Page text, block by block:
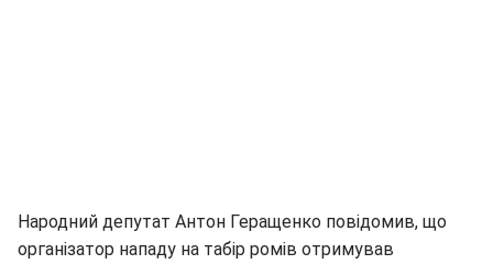
Народний депутат Антон Геращенко повідомив, що
організатор нападу на табір ромів отримував